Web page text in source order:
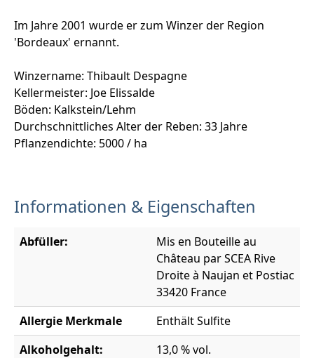
Im Jahre 2001 wurde er zum Winzer der Region
'Bordeaux' ernannt.
Winzername: Thibault Despagne
Kellermeister: Joe Elissalde
Böden: Kalkstein/Lehm
Durchschnittliches Alter der Reben: 33 Jahre
Pflanzendichte: 5000 / ha
Informationen & Eigenschaften
Abfüller:
Mis en Bouteille au
Château par SCEA Rive
Droite à Naujan et Postiac
33420 France
Allergie Merkmale
Enthält Sulfite
Alkoholgehalt:
13,0 % vol.